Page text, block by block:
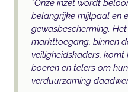
“Onze inzet wordt
belangrijke mijlpaal en
gewasbescherming.
markttoegang, binnen
veiligheidskaders,
boeren en telers om
verduurzaming